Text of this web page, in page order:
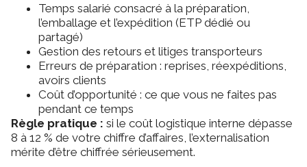
Temps salarié consacré à la préparation,
l’emballage et l’expédition (ETP dédié ou
partagé)
Gestion des retours et litiges transporteurs
Erreurs de préparation : reprises, réexpéditions,
avoirs clients
Coût d’opportunité : ce que vous ne faites pas
pendant ce temps
Règle pratique : si le coût logistique interne dépasse
8 à 12 % de votre chiffre d’affaires, l’externalisation
mérite d’être chiffrée sérieusement.